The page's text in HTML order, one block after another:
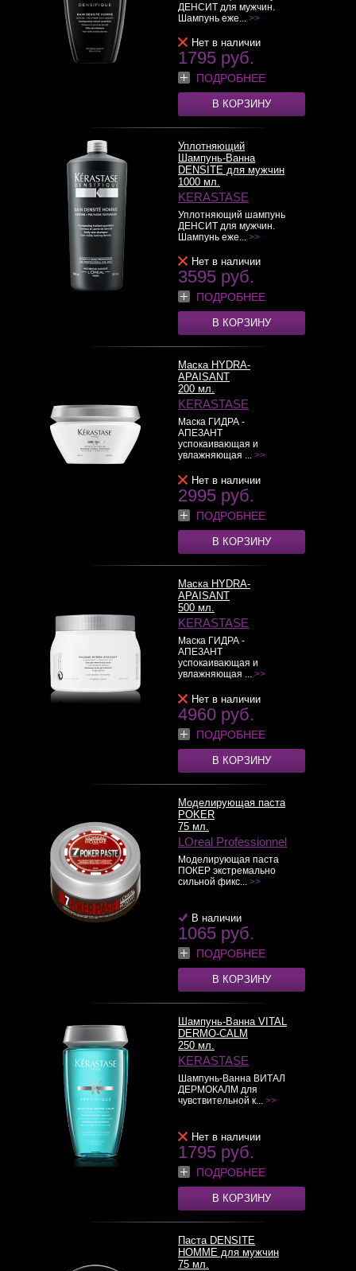
ДЕНСИТ для мужчин.
Шампунь еже... >>
Нет в наличии
1795 руб.
ПОДРОБНЕЕ
В КОРЗИНУ
Уплотняющий
Шампунь-Ванна
DENSITE для мужчин
1000 мл.
KERASTASE
Уплотняющий шампунь
ДЕНСИТ для мужчин.
Шампунь еже... >>
Нет в наличии
3595 руб.
ПОДРОБНЕЕ
В КОРЗИНУ
Маска HYDRA-
APAISANT
200 мл.
KERASTASE
Маска ГИДРА -
АПЕЗАНТ
успокаивающая и
увлажняющая ... >>
Нет в наличии
2995 руб.
ПОДРОБНЕЕ
В КОРЗИНУ
Маска HYDRA-
APAISANT
500 мл.
KERASTASE
Маска ГИДРА -
АПЕЗАНТ
успокаивающая и
увлажняющая ... >>
Нет в наличии
4960 руб.
ПОДРОБНЕЕ
В КОРЗИНУ
Моделирующая паста
POKER
75 мл.
LOreal Professionnel
Моделирующая паста
ПОКЕР экстремально
сильной фикс... >>
В наличии
1065 руб.
ПОДРОБНЕЕ
В КОРЗИНУ
Шампунь-Ванна VITAL
DERMO-CALM
250 мл.
KERASTASE
Шампунь-Ванна ВИТАЛ
ДЕРМОКАЛМ для
чувствительной к... >>
Нет в наличии
1795 руб.
ПОДРОБНЕЕ
В КОРЗИНУ
Паста DENSITE
HOMME для мужчин
75 мл.